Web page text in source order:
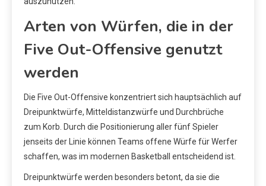
Arten von Würfen, die in der
Five Out-Offensive genutzt
werden
Die Five Out-Offensive konzentriert sich hauptsächlich auf
Dreipunktwürfe, Mitteldistanzwürfe und Durchbrüche
zum Korb. Durch die Positionierung aller fünf Spieler
jenseits der Linie können Teams offene Würfe für Werfer
schaffen, was im modernen Basketball entscheidend ist.
Dreipunktwürfe werden besonders betont, da sie die